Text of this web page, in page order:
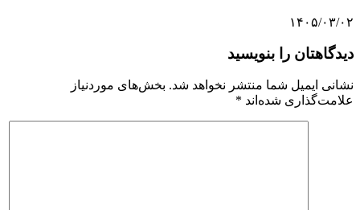
۱۴۰۵/۰۳/۰۲
دیدگاهتان را بنویسید
نشانی ایمیل شما منتشر نخواهد شد. بخش‌های موردنیاز
علامت‌گذاری شده‌اند *